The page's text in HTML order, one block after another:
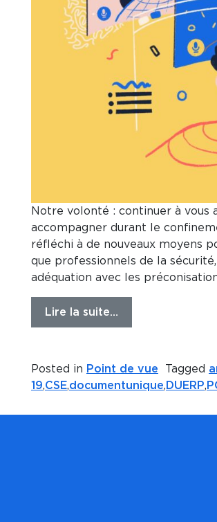
Notre volonté : continuer à vous
accompagner durant le
réfléchi à de nouveaux moyens
que professionnels de la
adéquation avec les
Lire la suite…
Posted in Point de vue Tagged
19,CSE,documentunique, DUERP,